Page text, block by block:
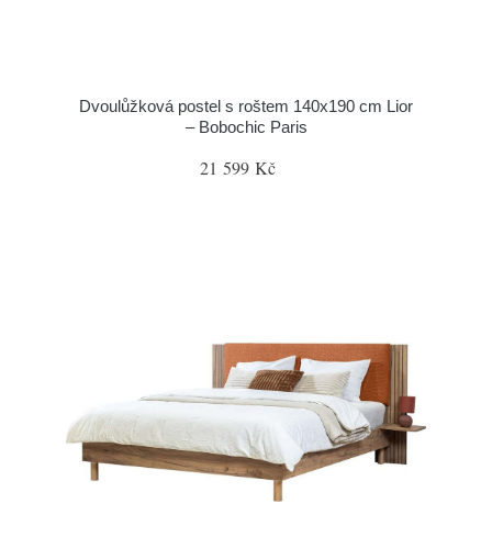
Dvoulůžková postel s roštem 140x190 cm Lior
– Bobochic Paris
21 599 Kč